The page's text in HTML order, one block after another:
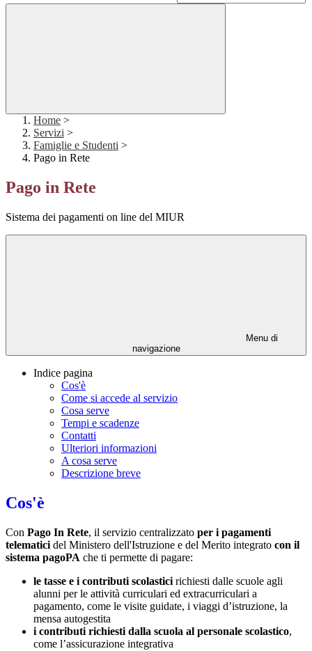
Home >
Servizi >
Famiglie e Studenti >
Pago in Rete
Pago in Rete
Sistema dei pagamenti on line del MIUR
Menu di
navigazione
Indice pagina
Cos'è
Come si accede al servizio
Cosa serve
Tempi e scadenze
Contatti
Ulteriori informazioni
A cosa serve
Descrizione breve
Cos'è
Con Pago In Rete, il servizio centralizzato per i pagamenti
telematici del Ministero dell'Istruzione e del Merito integrato con il
sistema pagoPA che ti permette di pagare:
le tasse e i contributi scolastici richiesti dalle scuole agli
alunni per le attività curriculari ed extracurriculari a
pagamento, come le visite guidate, i viaggi d’istruzione, la
mensa autogestita
i contributi richiesti dalla scuola al personale scolastico,
come l’assicurazione integrativa